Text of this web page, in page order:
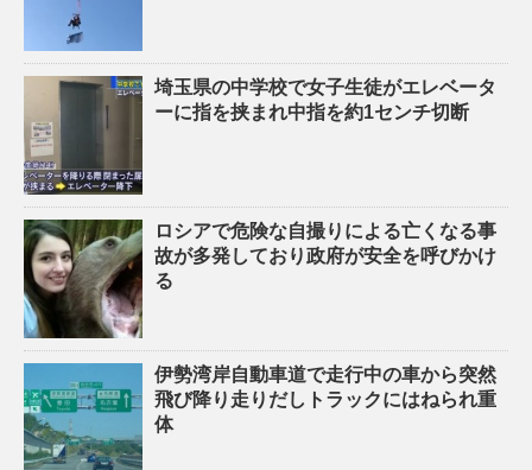
埼玉県の中学校で女子生徒がエレベータ
ーに指を挟まれ中指を約1センチ切断
ロシアで危険な自撮りによる亡くなる事
故が多発しており政府が安全を呼びかけ
る
伊勢湾岸自動車道で走行中の車から突然
飛び降り走りだしトラックにはねられ重
体